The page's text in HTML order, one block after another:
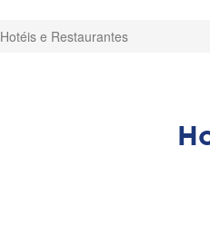
Hotéis e Restaurantes